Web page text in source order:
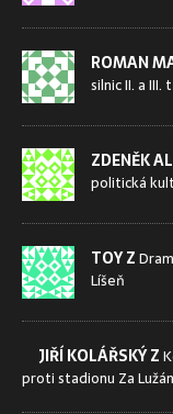
ROMAN
silnic II. a
ZDENĚK
politická
TOY Z
Líšeň
JIŘÍ KOLÁŘSKÝ Z
proti stadionu Za